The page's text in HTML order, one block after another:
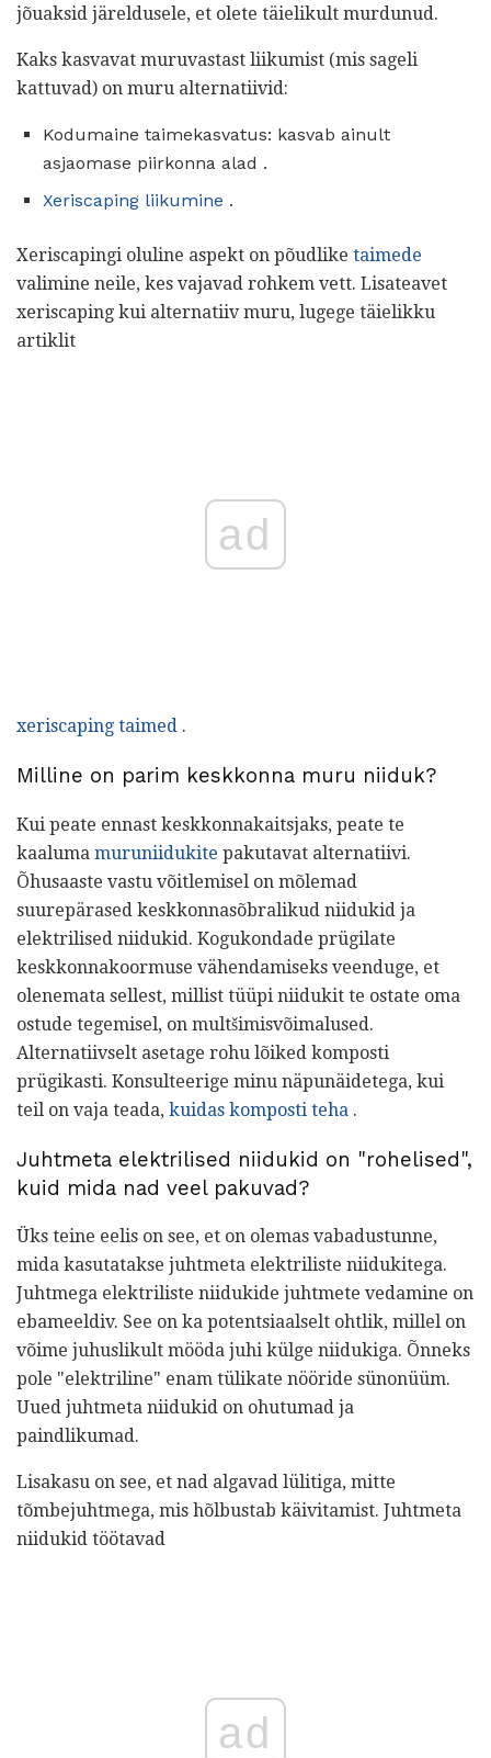
jõuaksid järeldusele, et olete täielikult murdunud.
Kaks kasvavat muruvastast liikumist (mis sageli
kattuvad) on muru alternatiivid:
Kodumaine taimekasvatus: kasvab ainult
asjaomase piirkonna alad .
Xeriscaping liikumine .
Xeriscapingi oluline aspekt on põudlike taimede
valimine neile, kes vajavad rohkem vett. Lisateavet
xeriscaping kui alternatiiv muru, lugege täielikku
artiklit
ad
xeriscaping taimed .
Milline on parim keskkonna muru niiduk?
Kui peate ennast keskkonnakaitsjaks, peate te
kaaluma muruniidukite pakutavat alternatiivi.
Õhusaaste vastu võitlemisel on mõlemad
suurepärased keskkonnasõbralikud niidukid ja
elektrilised niidukid. Kogukondade prügilate
keskkonnakoormuse vähendamiseks veenduge, et
olenemata sellest, millist tüüpi niidukit te ostate oma
ostude tegemisel, on multšimisvõimalused.
Alternatiivselt asetage rohu lõiked komposti
prügikasti. Konsulteerige minu näpunäidetega, kui
teil on vaja teada, kuidas komposti teha .
Juhtmeta elektrilised niidukid on "rohelised",
kuid mida nad veel pakuvad?
Üks teine ​​eelis on see, et on olemas vabadustunne,
mida kasutatakse juhtmeta elektriliste niidukitega.
Juhtmega elektriliste niidukide juhtmete vedamine on
ebameeldiv. See on ka potentsiaalselt ohtlik, millel on
võime juhuslikult mööda juhi külge niidukiga. Õnneks
pole "elektriline" enam tülikate nööride sünonüüm.
Uued juhtmeta niidukid on ohutumad ja
paindlikumad.
Lisakasu on see, et nad algavad lülitiga, mitte
tõmbejuhtmega, mis hõlbustab käivitamist. Juhtmeta
niidukid töötavad
ad